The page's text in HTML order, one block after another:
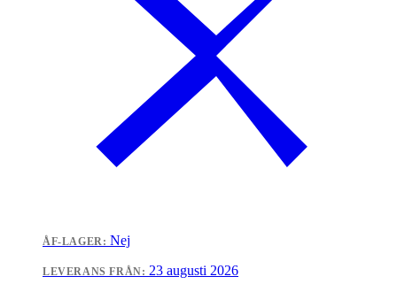
ÅF-LAGER: Nej
LEVERANS FRÅN: 23 augusti 2026